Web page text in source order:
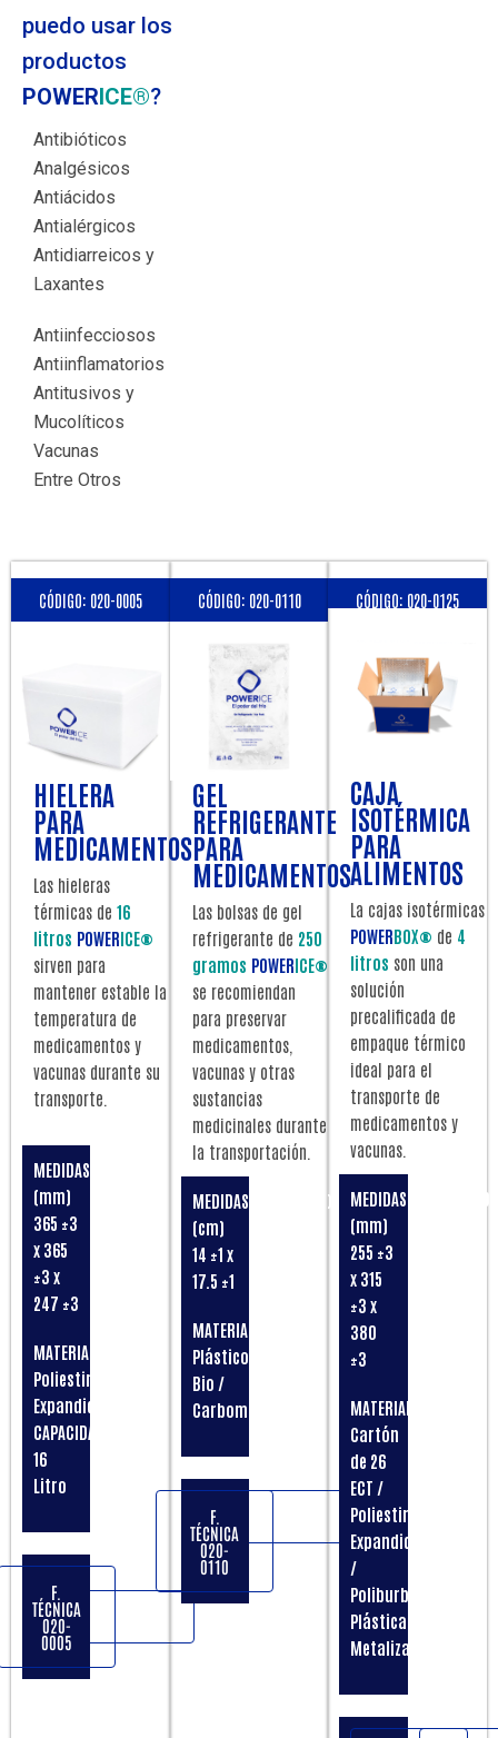
puedo usar los
productos
POWERICE®?
Antibióticos
Analgésicos
Antiácidos
Antialérgicos
Antidiarreicos y
Laxantes
Antiinfecciosos
Antiinflamatorios
Antitusivos y
Mucolíticos
Vacunas
Entre Otros
CÓDIGO: 020-0005
HIELERA
PARA
MEDICAMENTOS
Las hieleras
térmicas de 16
litros POWERICE®
sirven para
mantener estable la
temperatura de
medicamentos y
vacunas durante su
transporte.
MEDIDAS
(mm)
365 ±3
x 365
±3 x
247 ±3
MATERIAL
Poliestireno
Expandido
CAPACIDAD
16
Litro
F.
TÉCNICA
020-
0005
CÓDIGO: 020-0110
GEL
REFRIGERANTE
PARA
MEDICAMENTOS
Las bolsas de gel
refrigerante de 250
gramos POWERICE®
se recomiendan
para preservar
medicamentos,
vacunas y otras
sustancias
medicinales durante
la transportación.
CONTENIDO
MEDIDAS
(cm)
14 ±1 x
17.5 ±1
MATERIALES
Plástico
Bio /
Carbomero
F.
TÉCNICA
020-
0110
CÓDIGO: 020-0125
CAJA
ISOTÉRMICA
PARA
ALIMENTOS
La cajas isotérmicas
POWERBOX® de 4
litros son una
solución
precalificada de
empaque térmico
ideal para el
transporte de
medicamentos y
vacunas.
CAPACIDAD
MEDIDAS
(mm)
255 ±3
x 315
±3 x
380
±3
MATERIALES
Cartón
de 26
ECT /
Poliestireno
Expandido
/
Poliburbuja
Plástica
Metalizada